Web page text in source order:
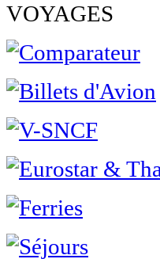
VOYAGES